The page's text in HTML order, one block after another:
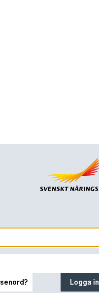
Logga in